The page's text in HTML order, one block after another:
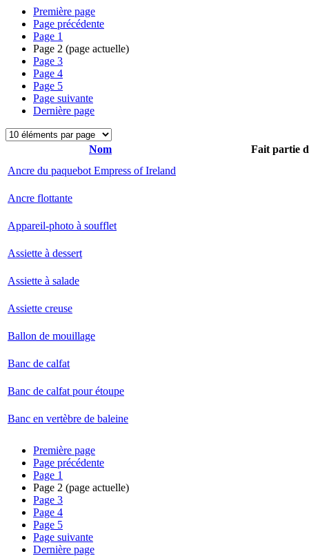
Première page
Page précédente
Page 1
Page 2 (page actuelle)
Page 3
Page 4
Page 5
Page suivante
Dernière page
Nom
Fait partie
Ancre du paquebot Empress of Ireland
Ancre flottante
Appareil-photo à soufflet
Assiette à dessert
Assiette à salade
Assiette creuse
Ballon de mouillage
Banc de calfat
Banc de calfat pour étoupe
Banc en vertèbre de baleine
Première page
Page précédente
Page 1
Page 2 (page actuelle)
Page 3
Page 4
Page 5
Page suivante
Dernière page